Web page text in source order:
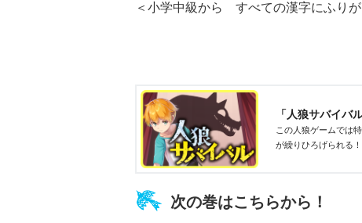
＜小学中級から すべての漢字にふりが
「人狼サバイバ
この人狼ゲームでは
が繰りひろげられる
次の巻はこちらから！